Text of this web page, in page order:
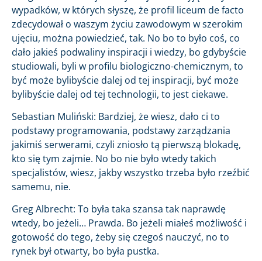
wypadków, w których słyszę, że profil liceum de facto
zdecydował o waszym życiu zawodowym w szerokim
ujęciu, można powiedzieć, tak. No bo to było coś, co
dało jakieś podwaliny inspiracji i wiedzy, bo gdybyście
studiowali, byli w profilu biologiczno-chemicznym, to
być może bylibyście dalej od tej inspiracji, być może
bylibyście dalej od tej technologii, to jest ciekawe.
Sebastian Muliński: Bardziej, że wiesz, dało ci to
podstawy programowania, podstawy zarządzania
jakimiś serwerami, czyli zniosło tą pierwszą blokadę,
kto się tym zajmie. No bo nie było wtedy takich
specjalistów, wiesz, jakby wszystko trzeba było rzeźbić
samemu, nie.
Greg Albrecht: To była taka szansa tak naprawdę
wtedy, bo jeżeli… Prawda. Bo jeżeli miałeś możliwość i
gotowość do tego, żeby się czegoś nauczyć, no to
rynek był otwarty, bo była pustka.